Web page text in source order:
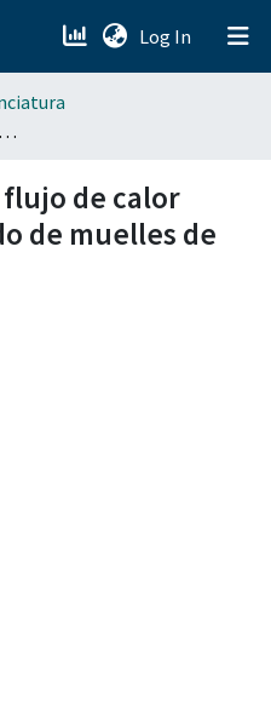
Log In (current)
Determinación del flujo de calor durante el templado de muelles de acero SAE 5160
de calor
de muelles de